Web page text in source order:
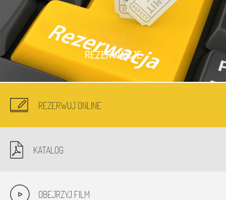
REZERWACJE
REZERWUJ ONLINE
KATALOG
OBEJRZYJ FILM